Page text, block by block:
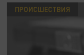
ПРОИСШЕСТВИЯ